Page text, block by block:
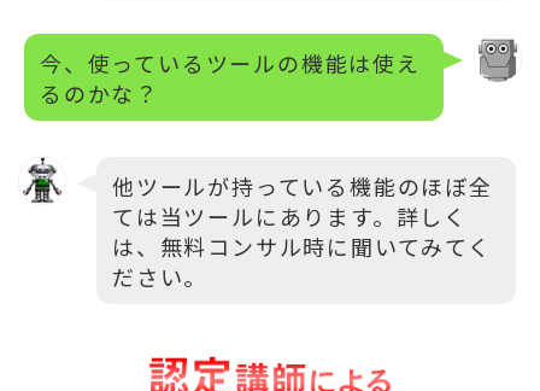
今、使っているツールの機能は使え
るのかな？
他ツールが持っている機能のほぼ全
ては当ツールにあります。詳しく
は、無料コンサル時に聞いてみてく
ださい。